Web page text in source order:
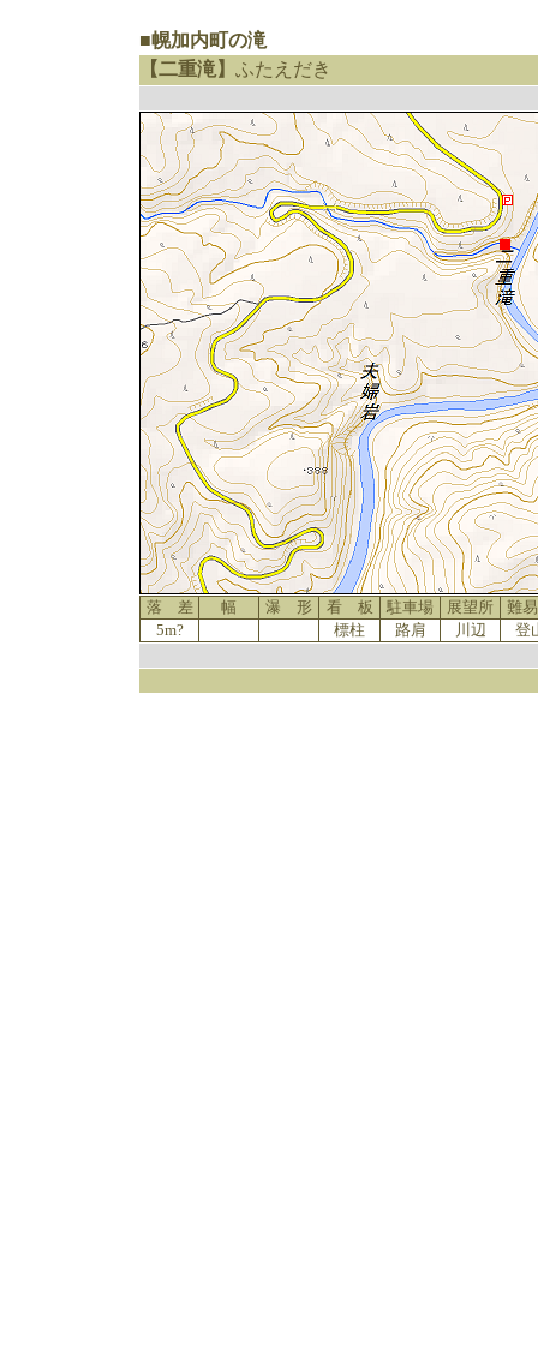
■幌加内町の滝
【二重滝】 ふたえだき
落 差 幅 瀑 形 看 板 駐車場 展望所
難
5m?
標柱 路肩 川辺 登